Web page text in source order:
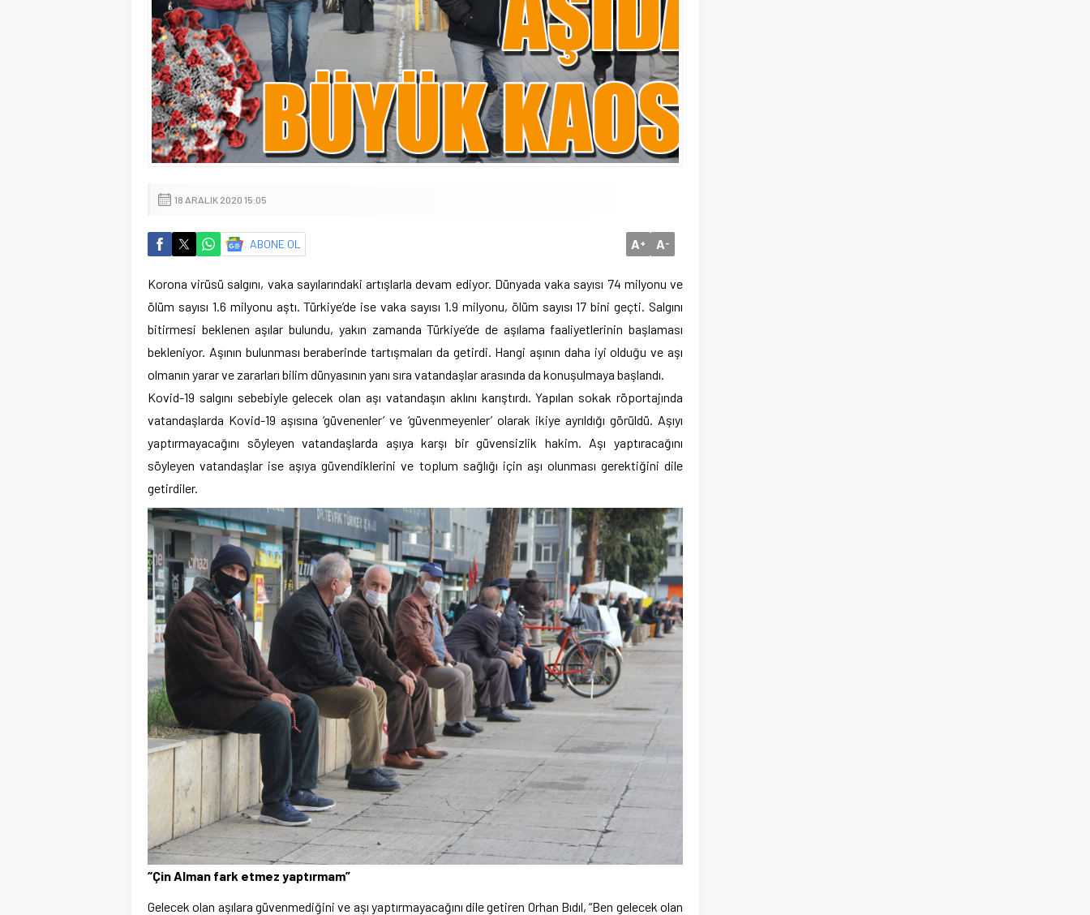
18 ARALIK 2020 15:05
ABONE OL A+ A-
Korona virüsü salgını, vaka sayılarındaki artışlarla devam ediyor. Dünyada vaka sayısı 74 milyonu ve
ölüm sayısı 1.6 milyonu aştı. Türkiye’de ise vaka sayısı 1.9 milyonu, ölüm sayısı 17 bini geçti. Salgını
bitirmesi beklenen aşılar bulundu, yakın zamanda Türkiye’de de aşılama faaliyetlerinin başlaması
bekleniyor. Aşının bulunması beraberinde tartışmaları da getirdi. Hangi aşının daha iyi olduğu ve aşı
olmanın yarar ve zararları bilim dünyasının yanı sıra vatandaşlar arasında da konuşulmaya başlandı.
Kovid-19 salgını sebebiyle gelecek olan aşı vatandaşın aklını karıştırdı. Yapılan sokak röportajında
vatandaşlarda Kovid-19 aşısına ‘güvenenler’ ve ‘güvenmeyenler’ olarak ikiye ayrıldığı görüldü. Aşıyı
yaptırmayacağını söyleyen vatandaşlarda aşıya karşı bir güvensizlik hakim. Aşı yaptıracağını
söyleyen vatandaşlar ise aşıya güvendiklerini ve toplum sağlığı için aşı olunması gerektiğini dile
getirdiler.
“Çin Alman fark etmez yaptırmam”
Gelecek olan aşılara güvenmediğini ve aşı yaptırmayacağını dile getiren Orhan Bıdıl, “Ben gelecek olan